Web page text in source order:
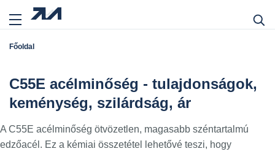
Főoldal
C55E acélminőség - tulajdonságok,
keménység, szilárdság, ár
A C55E acélminőség ötvözetlen, magasabb széntartalmú
edzőacél. Ez a kémiai összetétel lehetővé teszi, hogy